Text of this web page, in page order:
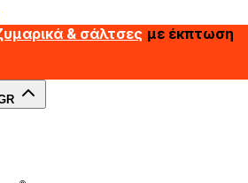
& σάλτσες με έκπτωση